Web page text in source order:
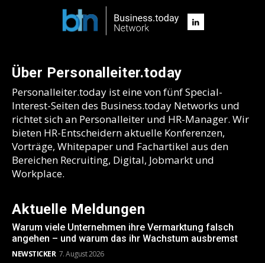
Über Personalleiter.today
Personalleiter.today ist eine von fünf Special-
Interest-Seiten des Business.today Networks und
richtet sich an Personalleiter und HR-Manager. Wir
bieten HR-Entscheidern aktuelle Konferenzen,
Vorträge, Whitepaper und Fachartikel aus den
Bereichen Recruiting, Digital, Jobmarkt und
Workplace.
Aktuelle Meldungen
Warum viele Unternehmen ihre Vermarktung falsch
angehen – und warum das ihr Wachstum ausbremst
NEWSTICKER 7. August 2026